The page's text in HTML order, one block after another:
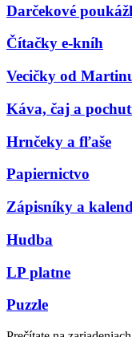
Darčekové
Čítačky e-kníh
Vecičky od
Káva, čaj a
Hrnčeky a fľaše
Papiernictvo
Zápisníky a
Hudba
LP platne
Puzzle